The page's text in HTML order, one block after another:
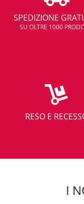
SPEDIZIONE
SU OLTRE 1000
RESO E
I